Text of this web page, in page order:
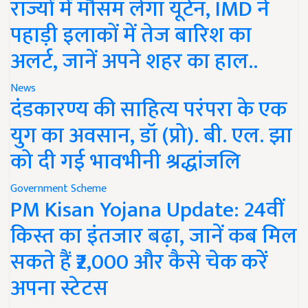
राज्यों में मौसम लेगा यूर्टन, IMD ने
पहाड़ी इलाकों में तेज बारिश का
अलर्ट, जानें अपने शहर का हाल..
News
दंडकारण्य की साहित्य परंपरा के एक
युग का अवसान, डॉ (प्रो). बी. एल. झा
को दी गई भावभीनी श्रद्धांजलि
Government Scheme
PM Kisan Yojana Update: 24वीं
किस्त का इंतजार बढ़ा, जानें कब मिल
सकते हैं ₹2,000 और कैसे चेक करें
अपना स्टेटस